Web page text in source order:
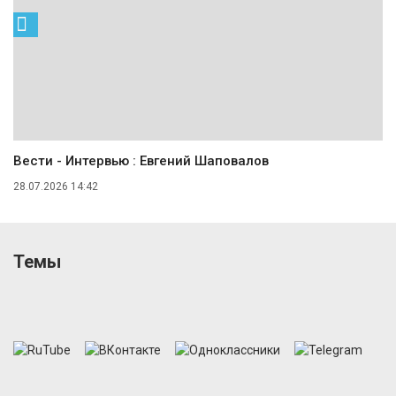
Вести - Интервью : Евгений Шаповалов
28.07.2026 14:42
Темы